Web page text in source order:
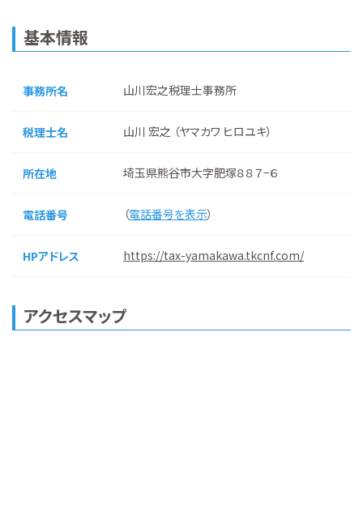
基本情報
事務所名 山川宏之税理士事務所
税理士名 山川 宏之 （ヤマカワ ヒロユキ）
所在地 埼玉県熊谷市大字肥塚８８７−６
電話番号 （電話番号を表示）
HPアドレス https://tax-yamakawa.tkcnf.com/
アクセスマップ